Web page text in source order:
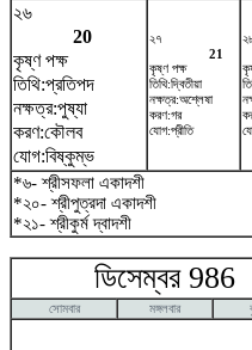
২৬
20
কৃষ্ণ পক্ষ
তিথি:প্রতিপদ
নক্ষত্র:পুষ্যা
করণ:কৌলব
যোগ:বিষ্কুম্ভ
২৭
21
কৃষ্ণ পক্ষ
তিথি:দ্বিতীয়া
নক্ষত্র:অশ্লেষা
করণ:গর
যোগ:প্রীতি
*৬- শ্রীসফলা একাদশী
*২০- শ্রীপুত্রদা একাদশী
*২১- শ্রীকুর্ম দ্বাদশী
ডিসেম্বর
সোমবার মঙ্গলবার